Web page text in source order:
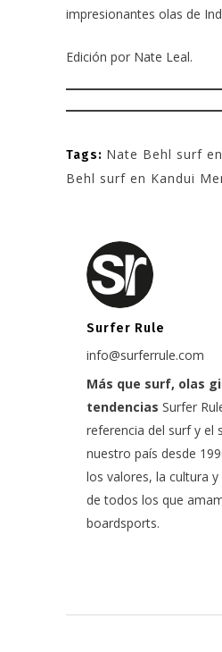
impresionantes olas de
Edición por Nate Leal.
Tags: Nate Behl surf
Behl surf en Kandui
Surfer Rule
info@surferrule.com
Más que surf, olas
tendencias Surfer
referencia del surf y el
nuestro país desde
los valores, la cultura
de todos los que
boardsports.